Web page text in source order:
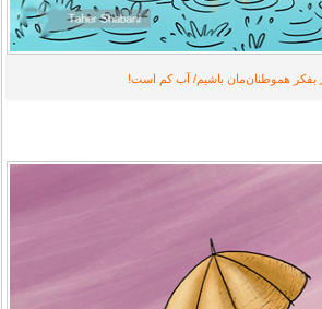
بفکر هموطنان‌مان باشیم/ آب کم است!